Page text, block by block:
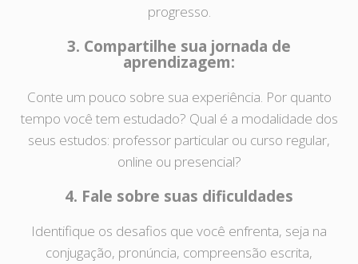
progresso.
3. Compartilhe sua jornada de
aprendizagem:
Conte um pouco sobre sua experiência. Por quanto
tempo você tem estudado? Qual é a modalidade dos
seus estudos: professor particular ou curso regular,
online ou presencial?
4. Fale sobre suas dificuldades
Identifique os desafios que você enfrenta, seja na
conjugação, pronúncia, compreensão escrita,